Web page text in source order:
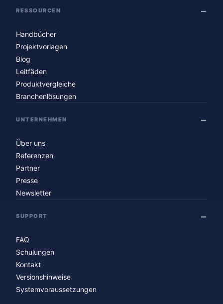
RESSOURCEN
Handbücher
Projektvorlagen
Blog
Leitfäden
Produktvergleiche
Branchenlösungen
UNTERNEHMEN
Über uns
Referenzen
Partner
Presse
Newsletter
SUPPORT
FAQ
Schulungen
Kontakt
Versionshinweise
Systemvoraussetzungen